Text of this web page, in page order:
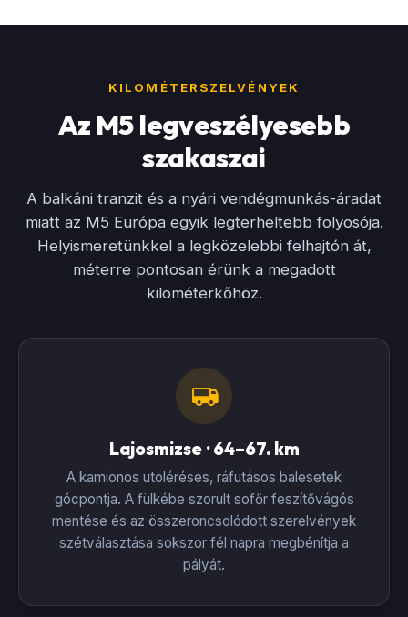
KILOMÉTERSZELVÉNYEK
Az M5 legveszélyesebb
szakaszai
A balkáni tranzit és a nyári vendégmunkás-áradat
miatt az M5 Európa egyik legterheltebb folyosója.
Helyismeretünkkel a legközelebbi felhajtón át,
méterre pontosan érünk a megadott
kilométerkőhöz.
Lajosmizse · 64–67. km
A kamionos utoléréses, ráfutásos balesetek
gócpontja. A fülkébe szorult sofőr feszítővágós
mentése és az összeroncsolódott szerelvények
szétválasztása sokszor fél napra megbénítja a
pályát.